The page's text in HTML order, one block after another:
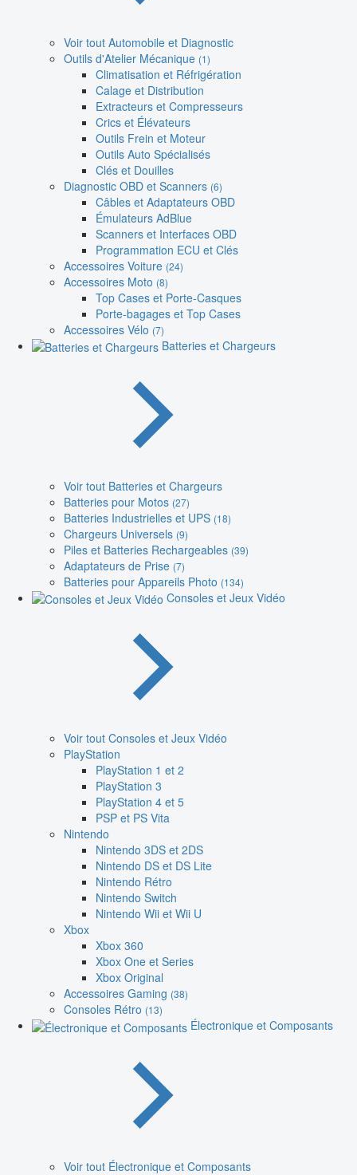
Voir tout Automobile et Diagnostic
Outils d'Atelier Mécanique (1)
Climatisation et Réfrigération
Calage et Distribution
Extracteurs et Compresseurs
Crics et Élévateurs
Outils Frein et Moteur
Outils Auto Spécialisés
Clés et Douilles
Diagnostic OBD et Scanners (6)
Câbles et Adaptateurs OBD
Émulateurs AdBlue
Scanners et Interfaces OBD
Programmation ECU et Clés
Accessoires Voiture (24)
Accessoires Moto (8)
Top Cases et Porte-Casques
Porte-bagages et Top Cases
Accessoires Vélo (7)
Batteries et Chargeurs
Voir tout Batteries et Chargeurs
Batteries pour Motos (27)
Batteries Industrielles et UPS (18)
Chargeurs Universels (9)
Piles et Batteries Rechargeables (39)
Adaptateurs de Prise (7)
Batteries pour Appareils Photo (134)
Consoles et Jeux Vidéo
Voir tout Consoles et Jeux Vidéo
PlayStation
PlayStation 1 et 2
PlayStation 3
PlayStation 4 et 5
PSP et PS Vita
Nintendo
Nintendo 3DS et 2DS
Nintendo DS et DS Lite
Nintendo Rétro
Nintendo Switch
Nintendo Wii et Wii U
Xbox
Xbox 360
Xbox One et Series
Xbox Original
Accessoires Gaming (38)
Consoles Rétro (13)
Électronique et Composants
Voir tout Électronique et Composants